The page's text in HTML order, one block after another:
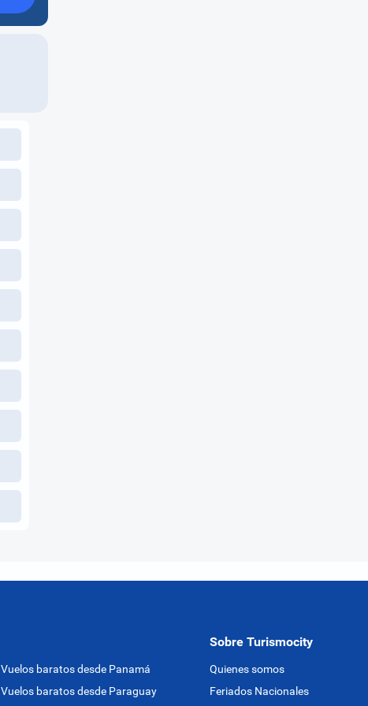
Vuelos baratos desde Panamá
Vuelos baratos desde Paraguay
Sobre Turismocity
Quienes somos
Feriados Nacionales